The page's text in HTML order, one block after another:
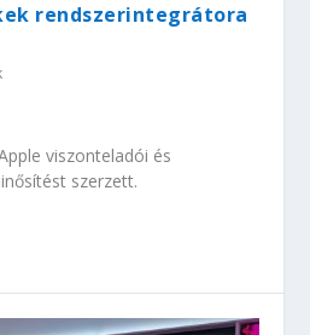
rendszerintegrátora
viszonteladói és
szerzett.